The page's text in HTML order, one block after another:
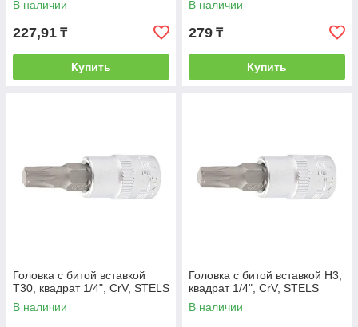
В наличии
227,91 ₸
Купить
В наличии
279 ₸
Купить
Головка с битой вставкой
T30, квадрат 1/4", CrV, STELS
В наличии
Головка с битой вставкой H3,
квадрат 1/4", CrV, STELS
В наличии